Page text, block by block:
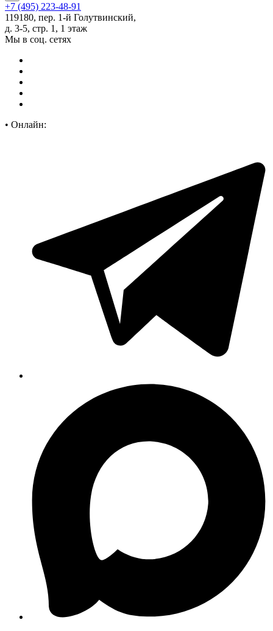
+7 (495) 223-48-91
119180, пер. 1-й Голутвинский,
д. 3-5, стр. 1, 1 этаж
Мы в соц. сетях
• Онлайн: